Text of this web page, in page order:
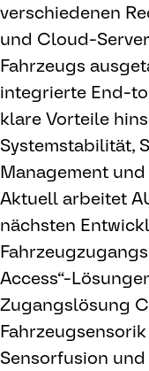
verschiedenen
und Cloud-
Fahrzeugs
integrierte End-
klare Vorteile
Systemstabilität,
Management
Aktuell arbeitet
nächsten
Access“-
Zugangslösung
Sensorfusion